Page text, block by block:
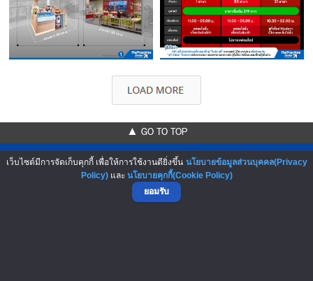
▲ GO TO TOP
เว็บไซต์มีการจัดเก็บคุกกี้ เพื่อให้การใช้งานดียิ่งขึ้น นโยบายข้อมูลส่วนบุคคล(Privacy
Policy)และ นโยบายคุกกี้(Cookie Policy)
ยอมรับ